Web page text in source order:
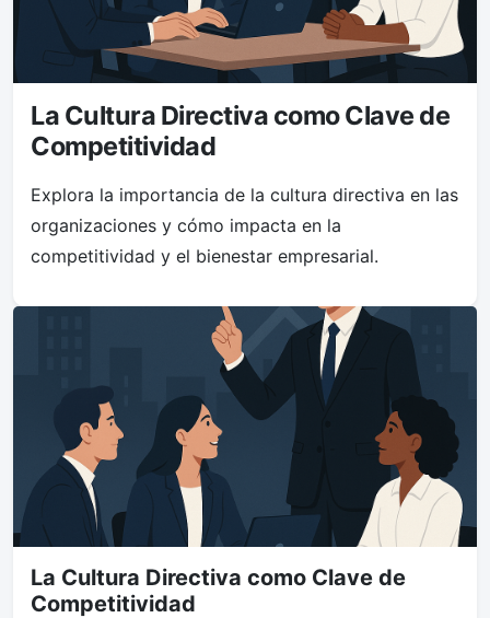
La Cultura Directiva como Clave de
Competitividad
Explora la importancia de la cultura directiva en las
organizaciones y cómo impacta en la
competitividad y el bienestar empresarial.
La Cultura Directiva como Clave de
Competitividad